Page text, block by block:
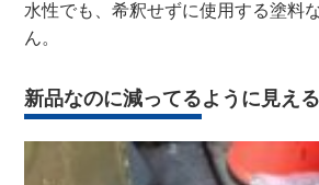
水性でも、希釈せずに使用する塗料
ん。
新品なのに減ってるように見え